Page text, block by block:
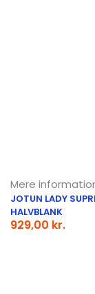
Mere
JOTUN LADY
HALVBLANK
929,00 kr.